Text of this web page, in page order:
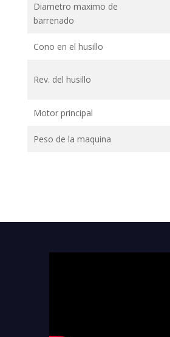
Diametro maximo de
barrenado
Cono en el husillo
Rev. del husillo
Motor principal
Peso de la maquina